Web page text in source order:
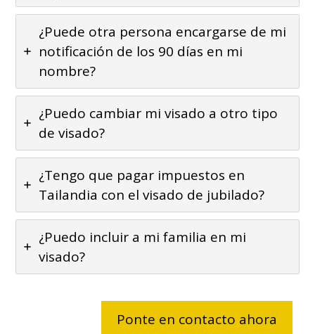
¿Puede otra persona encargarse de mi
notificación de los 90 días en mi
nombre?
¿Puedo cambiar mi visado a otro tipo
de visado?
¿Tengo que pagar impuestos en
Tailandia con el visado de jubilado?
¿Puedo incluir a mi familia en mi
visado?
Ponte en contacto ahora